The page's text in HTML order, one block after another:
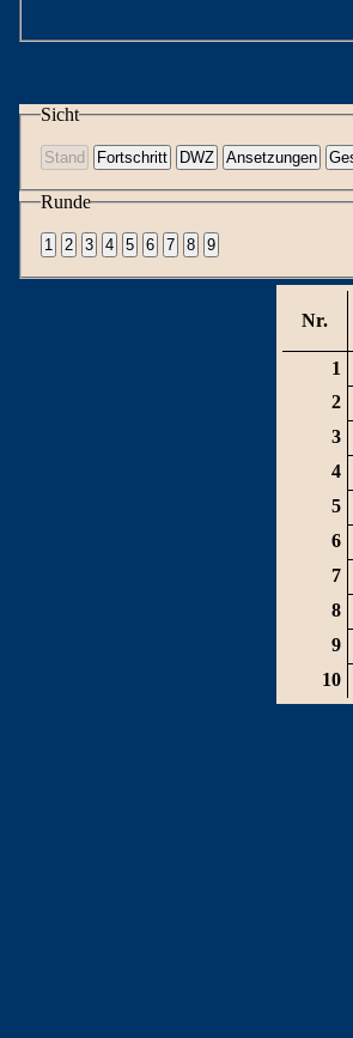
Sicht
Runde
Nr.
1
2
3
4
5
6
7
8
9
10